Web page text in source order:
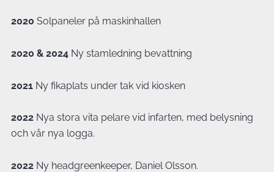
2020 Solpaneler på maskinhallen
2020 & 2024Ny stamledning bevattning
2021Ny fikaplats under tak vid kiosken
2022Nya stora vita pelare vid infarten, med belysning
och vår nya logga.
2022Ny headgreenkeeper, Daniel Olsson.